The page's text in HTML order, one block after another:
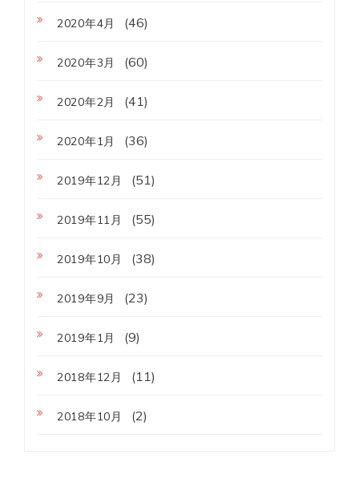
2020年4月 (46)
2020年3月 (60)
2020年2月 (41)
2020年1月 (36)
2019年12月 (51)
2019年11月 (55)
2019年10月 (38)
2019年9月 (23)
2019年1月 (9)
2018年12月 (11)
2018年10月 (2)